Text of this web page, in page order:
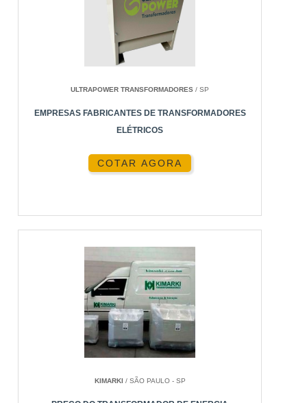
ULTRAPOWER TRANSFORMADORES / SP
EMPRESAS FABRICANTES DE TRANSFORMADORES
ELÉTRICOS
COTAR AGORA
KIMARKI / SÃO PAULO - SP